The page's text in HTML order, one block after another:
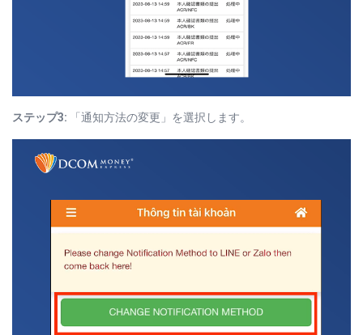
ステップ3: 「通知方法の変更」を選択します。